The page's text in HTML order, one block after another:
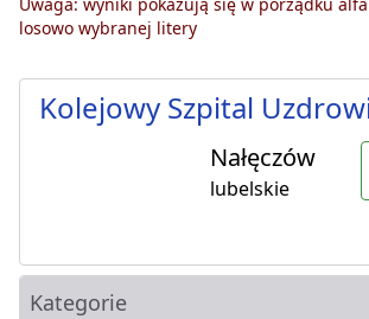
losowo wybranej litery
Kolejowy Szpital
Nałęczów
lubelskie
Kategorie